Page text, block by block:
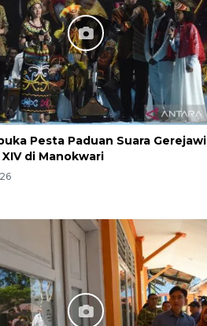
Pesta Paduan Suara Gerejawi
di Manokwari